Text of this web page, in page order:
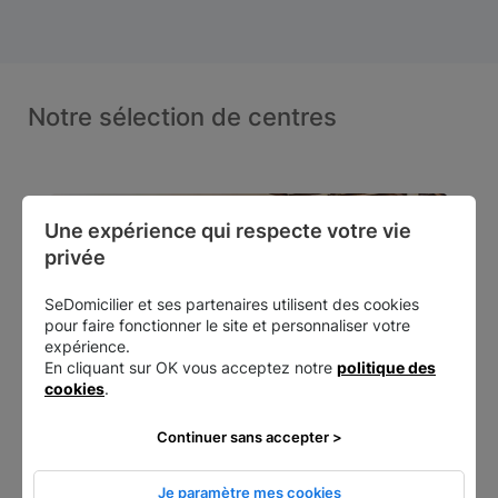
Notre sélection de centres
Paris 1 - Saint-Honoré
Une expérience qui respecte votre vie
privée
SeDomicilier et ses partenaires utilisent des cookies
pour faire fonctionner le site et personnaliser votre
expérience.
En cliquant sur OK vous acceptez notre politique des
cookies.
Je paramètre mes cookies
Continuer sans accepter >